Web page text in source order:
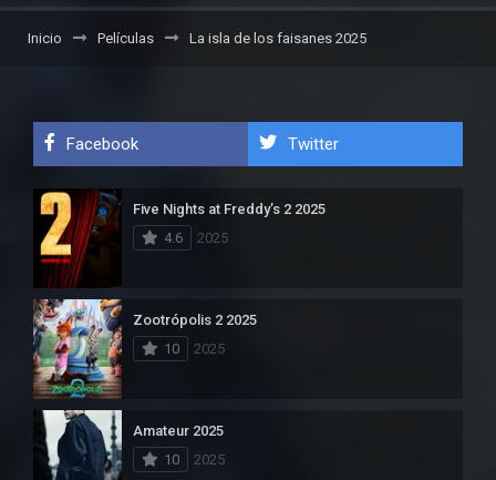
Inicio Películas La isla de los faisanes 2025
Facebook Twitter
Five Nights at Freddy’s 2 2025
4.6
2025
Zootrópolis 2 2025
10
2025
Amateur 2025
10
2025